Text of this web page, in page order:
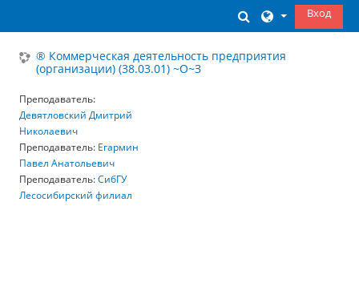
ИзменитьВход
® Коммерческая деятельность предприятия
(организации) (38.03.01) ~О~З
Преподаватель:
Девятловский Дмитрий
Николаевич
Преподаватель: Егармин
Павел Анатольевич
Преподаватель:СибГУ
Лесосибирский филиал